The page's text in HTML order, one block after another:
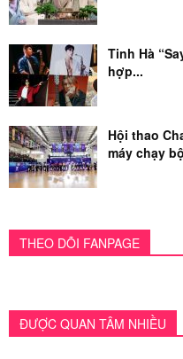
Tinh Hà
hợp...
Hội thao
máy chạy
THEO DÕI FANPAGE
ĐƯỢC QUAN TÂM NHIỀU